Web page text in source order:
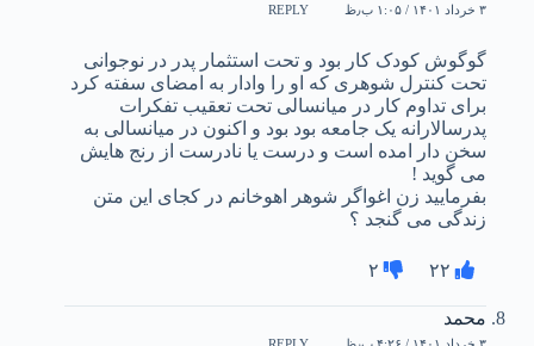
۳ خرداد ۱۴۰۱ / ۱:۰۵ ب٫ظ REPLY
گوگوش کودک کار بود و تحت استثمار پدر در نوجوانی
تحت کنترل شوهری که او را وادار به امضای سفته کرد
برای تداوم کار در میانسالی تحت تعقیب تفکرات
پدرسالارانه یک جامعه بود بود و اکنون در میانسالی به
سخن دار امده است و درست یا نادرست از رنج هایش
می گوید !
بفرمایید زن اغواگر شوهر اهوخانم در کجای این متن
زندگی می گنجد ؟
۲۲ ۲
محمد